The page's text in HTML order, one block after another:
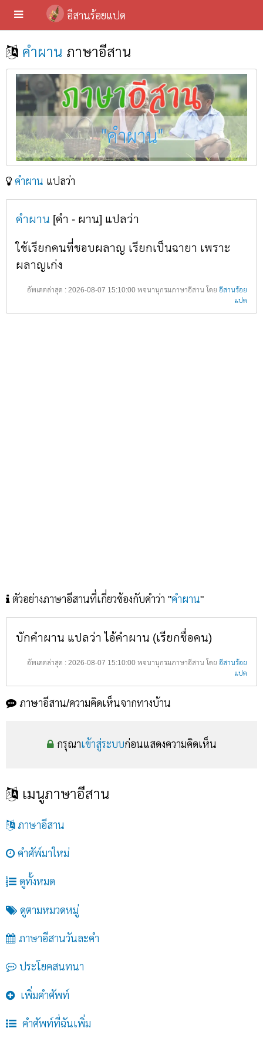
อีสานร้อยแปด
คำผาน ภาษาอีสาน
คำผาน แปลว่า
คำผาน [คำ - ผาน] แปลว่า
ใช้เรียกคนที่ชอบผลาญ เรียกเป็นฉายา เพราะ
ผลาญเก่ง
อัพเดตล่าสุด : 2026-08-07 15:10:00 พจนานุกรมภาษาอีสาน โดย อีสานร้อย
แปด
ตัวอย่างภาษาอีสานที่เกี่ยวข้องกับคำว่า "คำผาน"
บักคำผาน แปลว่า ไอ้คำผาน (เรียกชื่อคน)
อัพเดตล่าสุด : 2026-08-07 15:10:00 พจนานุกรมภาษาอีสาน โดย อีสานร้อย
แปด
ภาษาอีสาน/ความคิดเห็นจากทางบ้าน
กรุณาเข้าสู่ระบบก่อนแสดงความคิดเห็น
เมนูภาษาอีสาน
ภาษาอีสาน
คำศัพ์มาใหม่
ดูทั้งหมด
ดูตามหมวดหมู่
ภาษาอีสานวันละคำ
ประโยคสนทนา
เพิ่มคำศัพท์
คำศัพท์ที่ฉันเพิ่ม